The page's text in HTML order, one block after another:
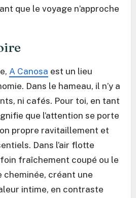
que le voyage n’approche
A Canosa est un lieu
Dans le hameau, il n’y a
ni cafés. Pour toi, en tant
que l’attention se porte
propre ravitaillement et
Dans l’air flotte
foin fraîchement coupé ou le
cheminée, créant une
intime, en contraste